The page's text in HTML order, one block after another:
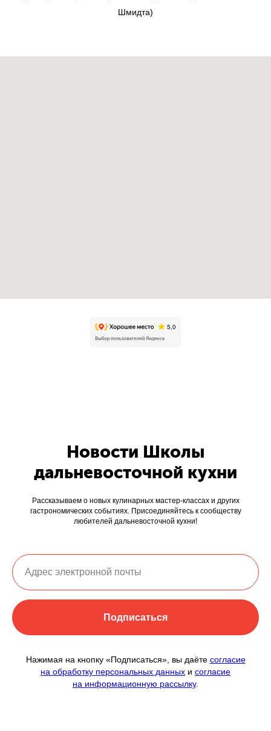
Шмидта)
Новости Школы
дальневосточной кухни
Рассказываем о новых кулинарных мастер-классах и других
гастрономических событиях. Присоединяйтесь к сообществу
любителей дальневосточной кухни!
Подписаться
Нажимая на кнопку «Подписаться», вы даёте согласие
на обработку персональных данных и согласие
на информационную рассылку.